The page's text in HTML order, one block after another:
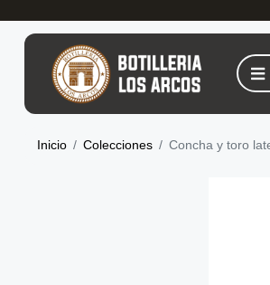
Inicio Colecciones Concha y toro